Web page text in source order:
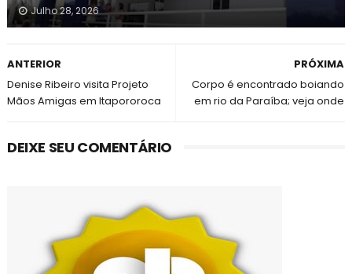
Julho 28, 2026
PRÓXIMA
Corpo é encontrado boiando
em rio da Paraíba; veja onde
ANTERIOR
Denise Ribeiro visita Projeto
Mãos Amigas em Itapororoca
DEIXE SEU COMENTÁRIO